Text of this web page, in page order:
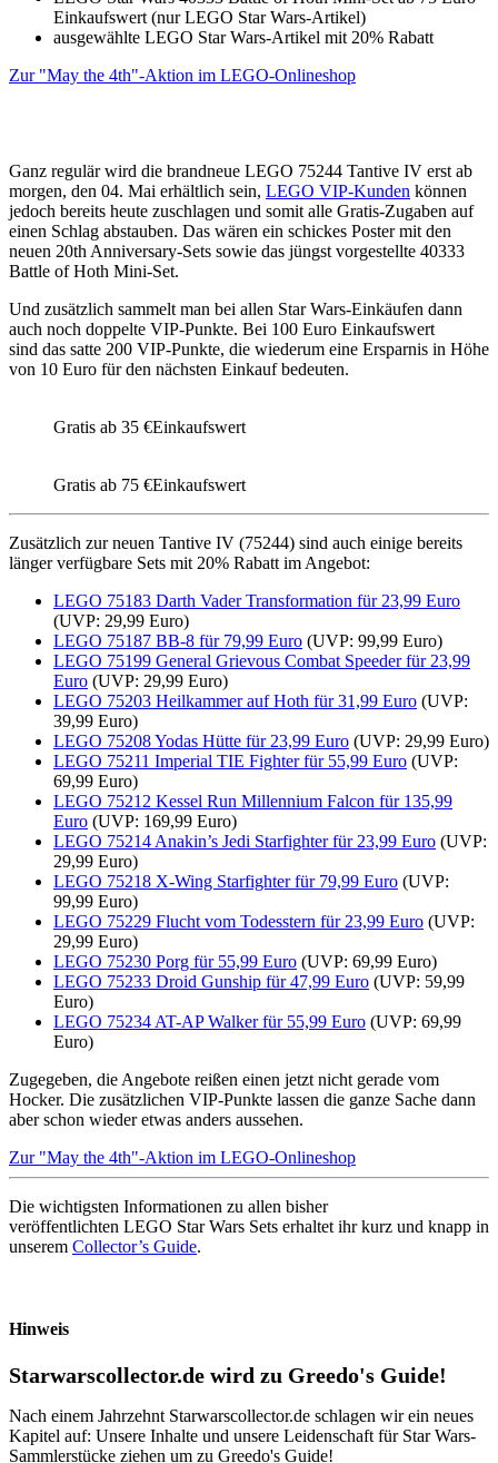
Einkaufswert (nur LEGO Star Wars-Artikel)
ausgewählte LEGO Star Wars-Artikel mit 20% Rabatt
Zur "May the 4th"-Aktion im LEGO-Onlineshop
Ganz regulär wird die brandneue LEGO 75244 Tantive IV erst ab
morgen, den 04. Mai erhältlich sein, LEGO VIP-Kunden können
jedoch bereits heute zuschlagen und somit alle Gratis-Zugaben auf
einen Schlag abstauben. Das wären ein schickes Poster mit den
neuen 20th Anniversary-Sets sowie das jüngst vorgestellte 40333
Battle of Hoth Mini-Set.
Und zusätzlich sammelt man bei allen Star Wars-Einkäufen dann
auch noch doppelte VIP-Punkte. Bei 100 Euro Einkaufswert
sind das satte 200 VIP-Punkte, die wiederum eine Ersparnis in Höhe
von 10 Euro für den nächsten Einkauf bedeuten.
Gratis ab 35 €Einkaufswert
Gratis ab 75 €Einkaufswert
Zusätzlich zur neuen Tantive IV (75244) sind auch einige bereits
länger verfügbare Sets mit 20% Rabatt im Angebot:
LEGO 75183 Darth Vader Transformation für 23,99 Euro
(UVP: 29,99 Euro)
LEGO 75187 BB-8 für 79,99 Euro (UVP: 99,99 Euro)
LEGO 75199 General Grievous Combat Speeder für 23,99
Euro (UVP: 29,99 Euro)
LEGO 75203 Heilkammer auf Hoth für 31,99 Euro (UVP:
39,99 Euro)
LEGO 75208 Yodas Hütte für 23,99 Euro (UVP: 29,99 Euro)
LEGO 75211 Imperial TIE Fighter für 55,99 Euro (UVP:
69,99 Euro)
LEGO 75212 Kessel Run Millennium Falcon für 135,99
Euro (UVP: 169,99 Euro)
LEGO 75214 Anakin’s Jedi Starfighter für 23,99 Euro (UVP:
29,99 Euro)
LEGO 75218 X-Wing Starfighter für 79,99 Euro (UVP:
99,99 Euro)
LEGO 75229 Flucht vom Todesstern für 23,99 Euro (UVP:
29,99 Euro)
LEGO 75230 Porg für 55,99 Euro (UVP: 69,99 Euro)
LEGO 75233 Droid Gunship für 47,99 Euro (UVP: 59,99
Euro)
LEGO 75234 AT-AP Walker für 55,99 Euro (UVP: 69,99
Euro)
Zugegeben, die Angebote reißen einen jetzt nicht gerade vom
Hocker. Die zusätzlichen VIP-Punkte lassen die ganze Sache dann
aber schon wieder etwas anders aussehen.
Zur "May the 4th"-Aktion im LEGO-Onlineshop
Die wichtigsten Informationen zu allen bisher
veröffentlichten LEGO Star Wars Sets erhaltet ihr kurz und knapp in
unserem Collector’s Guide.
Hinweis
Starwarscollector.de wird zu Greedo's Guide!
Nach einem Jahrzehnt Starwarscollector.de schlagen wir ein neues
Kapitel auf: Unsere Inhalte und unsere Leidenschaft für Star Wars-
Sammlerstücke ziehen um zu Greedo's Guide!